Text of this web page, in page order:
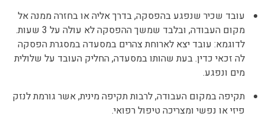
עובד שכיר שנפגע בהפסקה, בדרך אליה או בחזרה ממנה אל
מקום העבודה, ובלבד שמשך ההפסקה לא עולה על 3 שעות.
לדוגמא: עובד יצא לארוחת צהרים במסעדה במסגרת הפסקה
לה זכאי כדין. בעת שהותו במסעדה, החליק העובד על שלולית
מים ונפגע.
תקיפה במקום העבודה, לרבות תקיפה מינית, אשר גורמת לנזק
פיזי או נפשי ומצריכה טיפול רפואי.